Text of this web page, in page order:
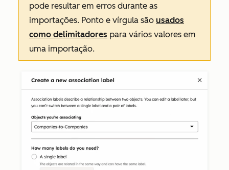
pode resultar em erros durante as
importações. Ponto e vírgula são usados
como delimitadores para vários valores em
uma importação.